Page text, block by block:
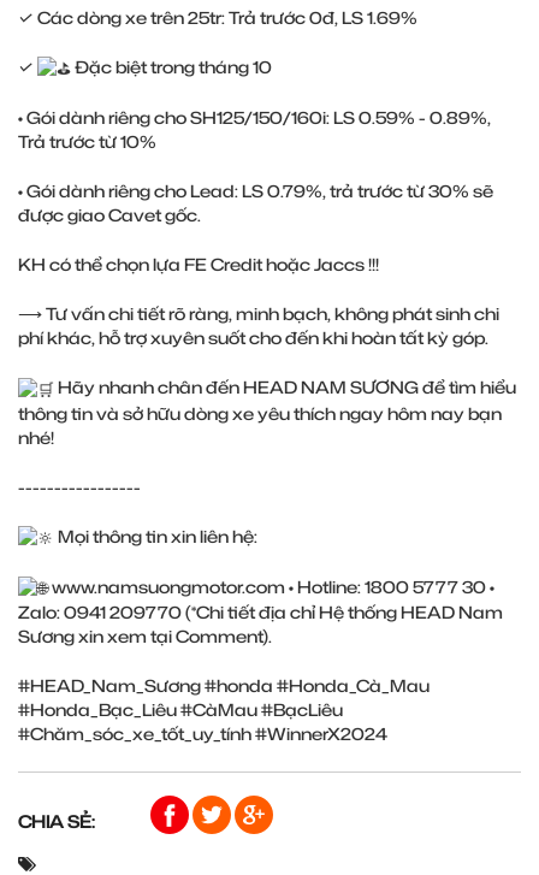
✓ Các dòng xe trên 25tr: Trả trước 0đ, LS 1.69%
✓ Đặc biệt trong tháng 10
• Gói dành riêng cho SH125/150/160i: LS 0.59% - 0.89%,
Trả trước từ 10%
• Gói dành riêng cho Lead: LS 0.79%, trả trước từ 30% sẽ
được giao Cavet gốc.
KH có thể chọn lựa FE Credit hoặc Jaccs !!!
⟶ Tư vấn chi tiết rõ ràng, minh bạch, không phát sinh chi
phí khác, hỗ trợ xuyên suốt cho đến khi hoàn tất kỳ góp.
Hãy nhanh chân đến HEAD NAM SƯƠNG để tìm hiểu
thông tin và sở hữu dòng xe yêu thích ngay hôm nay bạn
nhé!
-----------------
Mọi thông tin xin liên hệ:
www.namsuongmotor.com • Hotline: 1800 5777 30 •
Zalo: 0941 209770 (*Chi tiết địa chỉ Hệ thống HEAD Nam
Sương xin xem tại Comment).
#HEAD_Nam_Sương#honda #Honda_Cà_Mau
#Honda_Bạc_Liêu#CàMau#BạcLiêu
#Chăm_sóc_xe_tốt_uy_tính#WinnerX2024
CHIA SẺ: